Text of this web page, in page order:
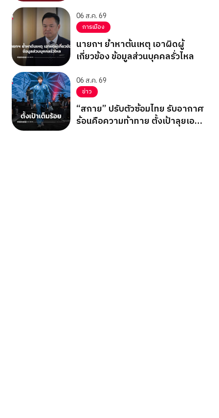
06 ส.ค. 69
การเมือง
นายกฯ ย้ำหาต้นเหตุ เอาผิดผู้
เกี่ยวข้อง ข้อมูลส่วนบุคคลรั่วไหล
06 ส.ค. 69
ข่าว
“สกาย” ปรับตัวซ้อมไทย รับอากาศ
ร้อนคือความท้าทาย ตั้งเป้าลุยเอ